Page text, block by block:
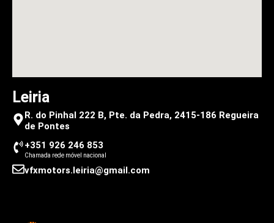
Leiria
R. do Pinhal 222 B, Pte. da Pedra, 2415-186 Regueira
de Pontes
+351 926 246 853
Chamada rede móvel nacional
vfxmotors.leiria@gmail.com